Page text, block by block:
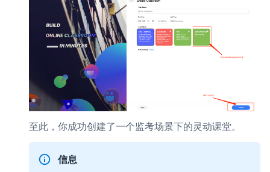
至此，你成功创建了一个监考场景下的灵动课堂。
信息